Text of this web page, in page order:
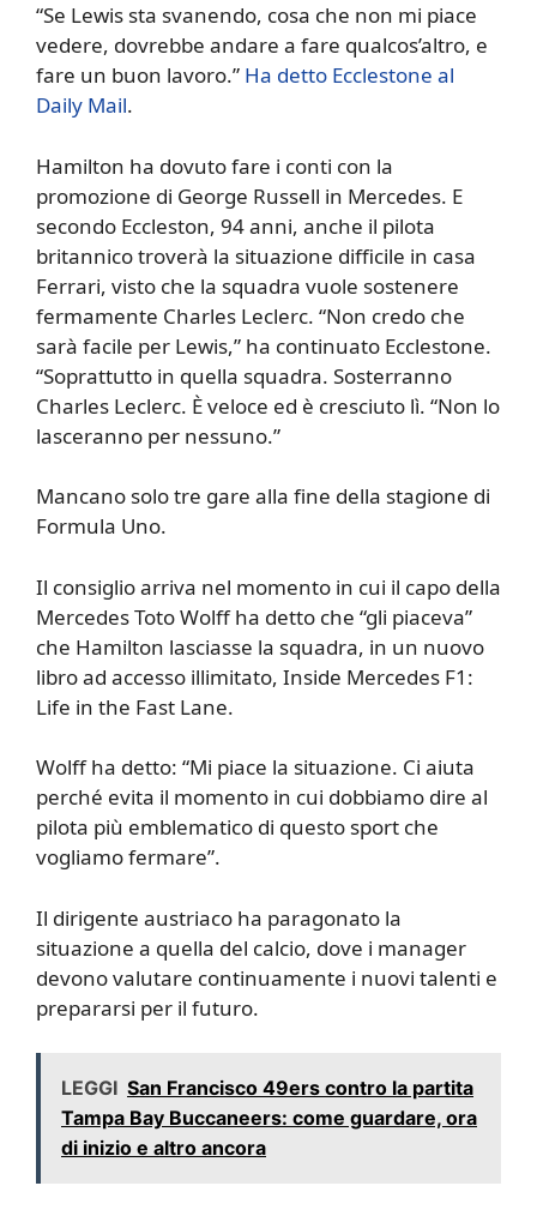
“Se Lewis sta svanendo, cosa che non mi piace
vedere, dovrebbe andare a fare qualcos’altro, e
fare un buon lavoro.” Ha detto Ecclestone al
Daily Mail.
Hamilton ha dovuto fare i conti con la
promozione di George Russell in Mercedes. E
secondo Eccleston, 94 anni, anche il pilota
britannico troverà la situazione difficile in casa
Ferrari, visto che la squadra vuole sostenere
fermamente Charles Leclerc. “Non credo che
sarà facile per Lewis,” ha continuato Ecclestone.
“Soprattutto in quella squadra. Sosterranno
Charles Leclerc. È veloce ed è cresciuto lì. “Non lo
lasceranno per nessuno.”
Mancano solo tre gare alla fine della stagione di
Formula Uno.
Il consiglio arriva nel momento in cui il capo della
Mercedes Toto Wolff ha detto che “gli piaceva”
che Hamilton lasciasse la squadra, in un nuovo
libro ad accesso illimitato, Inside Mercedes F1:
Life in the Fast Lane.
Wolff ha detto: “Mi piace la situazione. Ci aiuta
perché evita il momento in cui dobbiamo dire al
pilota più emblematico di questo sport che
vogliamo fermare”.
Il dirigente austriaco ha paragonato la
situazione a quella del calcio, dove i manager
devono valutare continuamente i nuovi talenti e
prepararsi per il futuro.
LEGGI San Francisco 49ers contro la partita
Tampa Bay Buccaneers: come guardare, ora
di inizio e altro ancora